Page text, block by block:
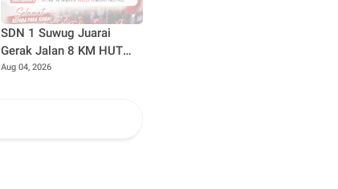
SDN 1 Suwug Juarai
Gerak Jalan 8 KM HUT
Ke-81 RI di Buleleng
Aug 04, 2026